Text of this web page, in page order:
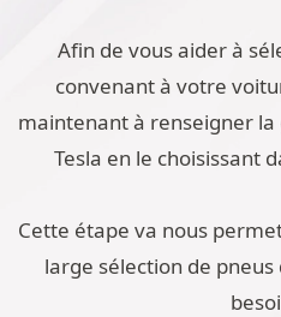
Afin de vous aider à
convenant à votre
maintenant à renseigner
Tesla en le choisissant
Cette étape va nous
large sélection de